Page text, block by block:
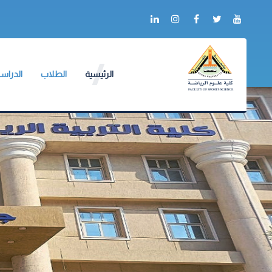
الرئيسية
أعلام الكلية
التدريب
ألبوم الصور
شكاوى ومقترحات
خدمات الكترونية
العلاقات الدولية
الطلاب
لائحة طلاب
الجداول الدراسية
جداول الإمتحانات
الكنترولات
أرقام الجلوس
أماكن اللجان
نماذج الإجابات
لائحة
دليل
آليات
ميثاق